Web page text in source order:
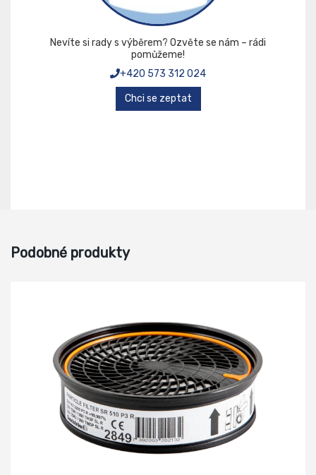
Nevíte si rady s výběrem? Ozvěte se nám – rádi
pomůžeme!
+420 573 312 024
Chci se zeptat
Podobné produkty